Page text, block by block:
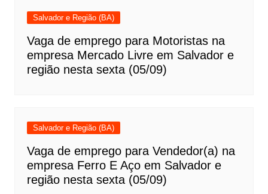
Salvador e Região (BA)
Vaga de emprego para Motoristas na
empresa Mercado Livre em Salvador e
região nesta sexta (05/09)
Salvador e Região (BA)
Vaga de emprego para Vendedor(a) na
empresa Ferro E Aço em Salvador e
região nesta sexta (05/09)